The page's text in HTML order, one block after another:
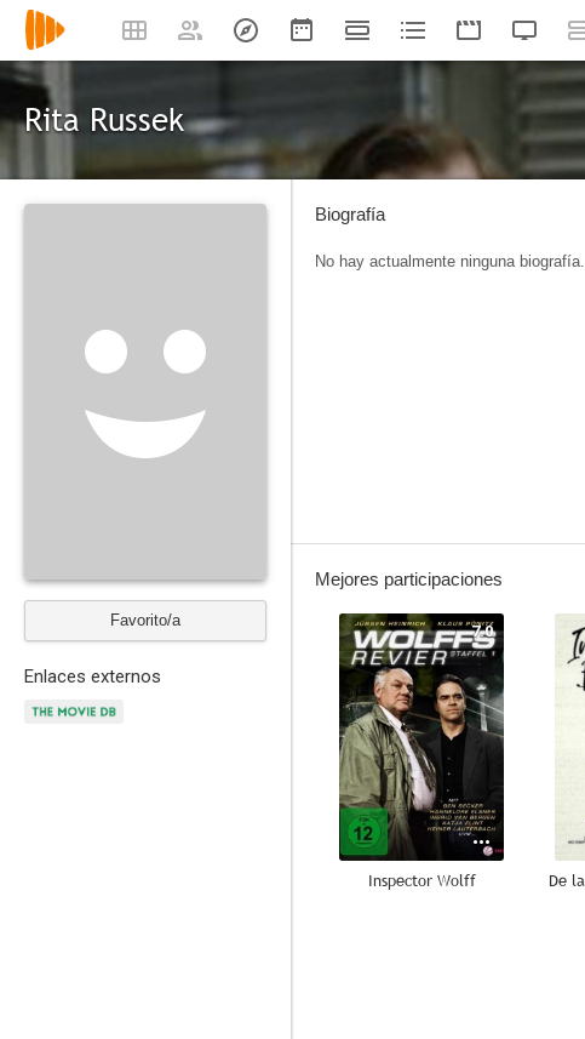
Rita Russek
Favorito/a
Enlaces externos
Biografía
No hay actualmente ninguna biografía.
Mejores participaciones
7.0
Inspector Wolff